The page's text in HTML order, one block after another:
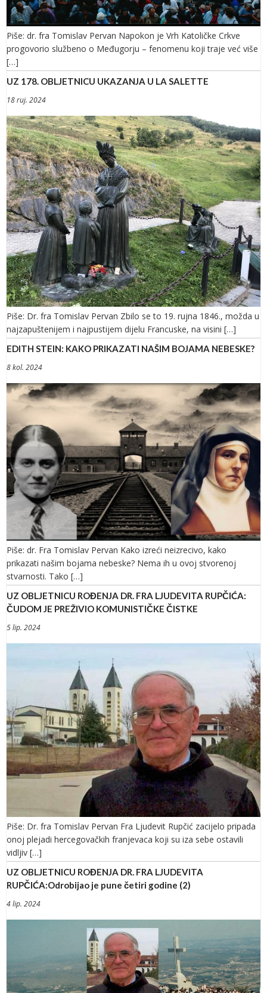
Piše: dr. fra Tomislav Pervan Napokon je Vrh Katoličke Crkve
progovorio službeno o Međugorju – fenomenu koji traje već više
[…]
UZ 178. OBLJETNICU UKAZANJA U LA SALETTE
18 ruj. 2024
Piše: Dr. fra Tomislav Pervan Zbilo se to 19. rujna 1846., možda u
najzapuštenijem i najpustijem dijelu Francuske, na visini […]
EDITH STEIN: KAKO PRIKAZATI NAŠIM BOJAMA NEBESKE?
8 kol. 2024
Piše: dr. Fra Tomislav Pervan Kako izreći neizrecivo, kako
prikazati našim bojama nebeske? Nema ih u ovoj stvorenoj
stvarnosti. Tako […]
UZ OBLJETNICU ROĐENJA DR. FRA LJUDEVITA RUPČIĆA:
ČUDOM JE PREŽIVIO KOMUNISTIČKE ČISTKE
5 lip. 2024
Piše: Dr. fra Tomislav Pervan Fra Ljudevit Rupčić zacijelo pripada
onoj plejadi hercegovačkih franjevaca koji su iza sebe ostavili
vidljiv […]
UZ OBLJETNICU ROĐENJA DR. FRA LJUDEVITA
RUPČIĆA:Odrobijao je pune četiri godine (2)
4 lip. 2024